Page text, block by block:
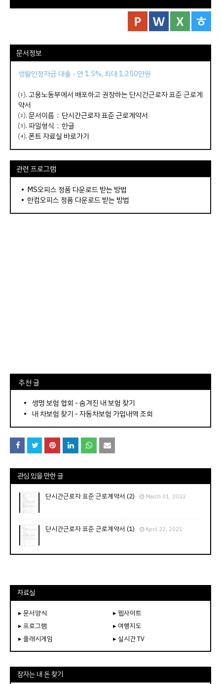
문서정보
생활안정자금 대출 - 연 1.5%, 최대 1,250만원
⑴. 고용노동부에서 배포하고 권장하는 단시간근로자 표준 근로계
약서
⑵. 문서이름 : 단시간근로자 표준 근로계약서
⑶. 파일형식 : 한글
⑷.폰트 자료실 바로가기
관련 프로그램
• MS오피스 정품 다운로드 받는 방법
• 한컴오피스 정품 다운로드 받는 방법
⠀추천 글
⠀­­­­­­­­؜؜؜؜­­­­­­­­؜؜؜؜• 생명 보험 협회 - 숨겨진 내 보험 찾기
내 차보험 찾기 - 자동차보험 가입내역 조회
관심 있을 만한 글
단시간근로자 표준 근로계약서 (2) March 01, 2022
단시간근로자 표준 근로계약서 (1) April 22, 2021
자료실
▸ 문서양식
▸ 웹사이트
▸ 프로그램
▸ 여행지도
▸ 플래시게임
▸ 실시간 TV
잠자는 내 돈 찾기